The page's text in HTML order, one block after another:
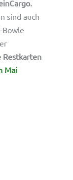
sind auch
Bowle
Restkarten
Mai